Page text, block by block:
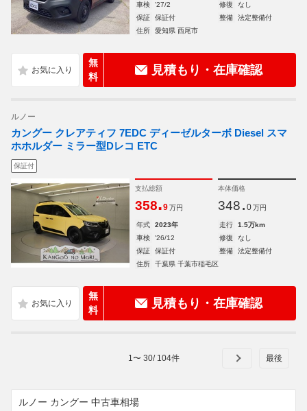
車検
'27/2 修復
なし
保証
保証付 整備
法定整備付
住所
愛知県 西尾市
無
料
見積もり・在庫確認
ルノー
カングー クレアティフ 7EDC ディーゼルターボ Diesel スマ
ホホルダー ミラー型Dレコ ETC
保証付
支払総額
358.9 万円
本体価格
348. 0 万円
年式 2023年 走行
1.5万km
車検
'26/12 修復
なし
保証
保証付 整備
法定整備付
住所
千葉県 千葉市稲毛区
無
料
見積もり・在庫確認
1 〜 30/ 104件
ルノー カングー 中古車相場